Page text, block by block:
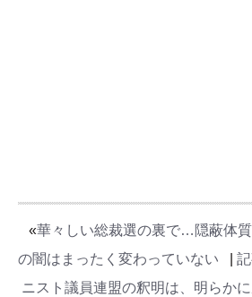
«華々しい総裁選の裏で…隠蔽体
の闇はまったく変わっていない
ニスト議員連盟の釈明は、明らか